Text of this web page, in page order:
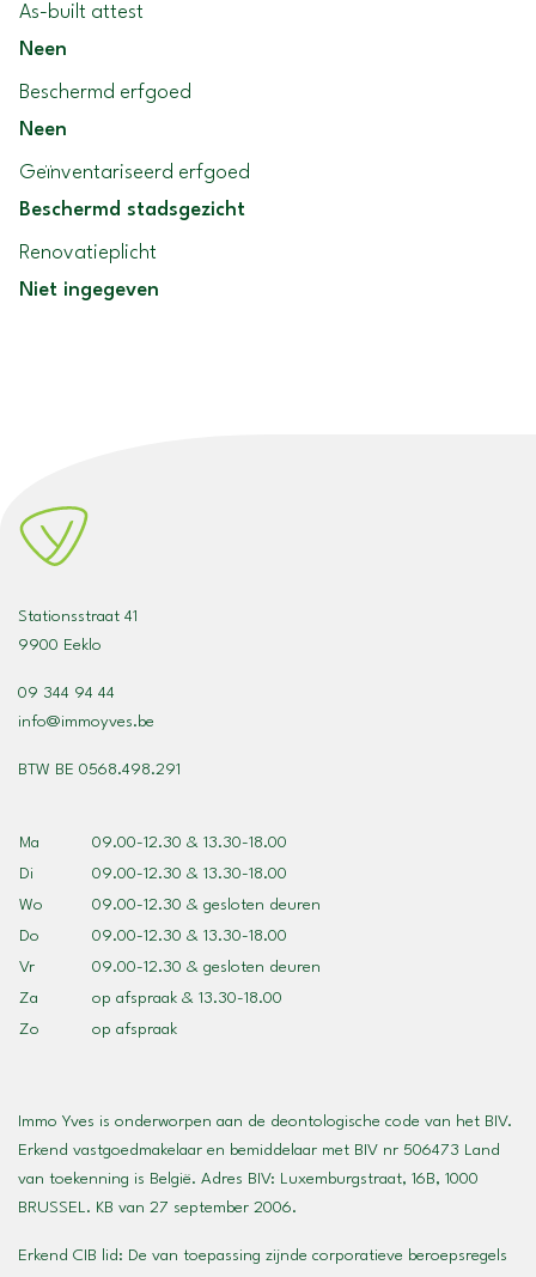
As-built attest
Neen
Beschermd erfgoed
Neen
Geïnventariseerd erfgoed
Beschermd stadsgezicht
Renovatieplicht
Niet ingegeven
Stationsstraat 41
9900 Eeklo
09 344 94 44
info@immoyves.be
BTW BE 0568.498.291
Ma
09.00-12.30 & 13.30-18.00
Di
09.00-12.30 & 13.30-18.00
Wo
09.00-12.30 & gesloten deuren
Do
09.00-12.30 & 13.30-18.00
Vr
09.00-12.30 & gesloten deuren
Za
op afspraak & 13.30-18.00
Zo
op afspraak
Immo Yves is onderworpen aan de deontologische code van het BIV.
Erkend vastgoedmakelaar en bemiddelaar met BIV nr 506473 Land
van toekenning is België. Adres BIV: Luxemburgstraat, 16B, 1000
BRUSSEL. KB van 27 september 2006.
Erkend CIB lid: De van toepassing zijnde corporatieve beroepsregels